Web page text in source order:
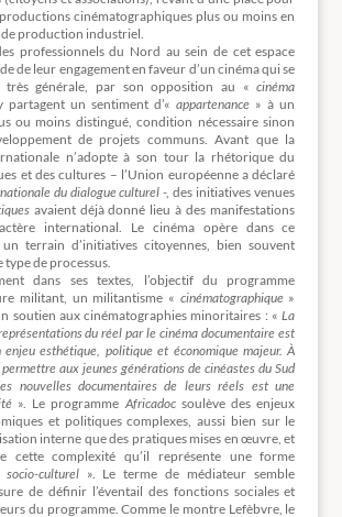
cinématographiques plus ou moins en
de production industriel.
professionnels du Nord au sein de cet espace
de leur engagement en faveur d’un cinéma qui se
très générale, par son opposition au «cinéma
partagent un sentiment d’«appartenance » à un
ou moins distingué, condition nécessaire sinon
de projets communs. Avant que la
n’adopte à son tour la rhétorique du
et des cultures – l’Union européenne a déclaré
du dialogue culturel -, des initiatives venues
avaient déjà donné lieu à des manifestations
international. Le cinéma opère dans ce
terrain d’initiatives citoyennes, bien souvent
type de processus.
dans ses textes, l’objectif du programme
militant, un militantisme « cinématographique »
soutien aux cinématographies minoritaires : «La
du réel par le cinéma documentaire est
enjeu esthétique, politique et économique majeur. À
permettre aux jeunes générations de cinéastes du Sud
nouvelles documentaires de leurs réels est une
». Le programme Africadocsoulève des enjeux
et politiques complexes, aussi bien sur le
interne que des pratiques mises en œuvre, et
cette complexité qu’il représente une forme
socio-culturel ». Le terme de médiateur semble
de définir l’éventail des fonctions sociales et
du programme. Comme le montre Lefèbvre, le